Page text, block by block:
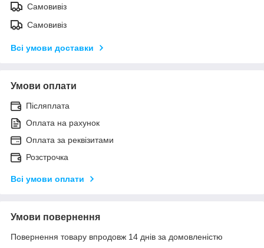
Самовивіз
Самовивіз
Всі умови доставки
Умови оплати
Післяплата
Оплата на рахунок
Оплата за реквізитами
Розстрочка
Всі умови оплати
Умови повернення
Повернення товару впродовж 14 днів за домовленістю